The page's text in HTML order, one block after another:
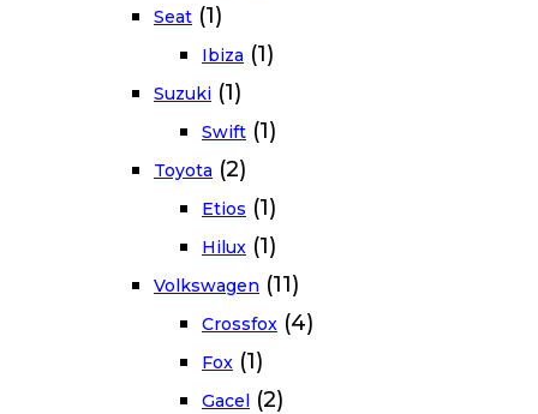
Seat (1)
Ibiza (1)
Suzuki (1)
Swift (1)
Toyota (2)
Etios (1)
Hilux (1)
Volkswagen (11)
Crossfox (4)
Fox (1)
Gacel (2)